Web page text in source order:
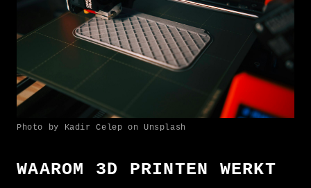
Photo by Kadir Celep on Unsplash
WAAROM 3D PRINTEN WERKT